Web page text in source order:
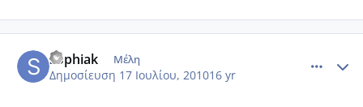
sophiak Μέλη
Δημοσίευση 17 Ιουλίου, 201016 yr